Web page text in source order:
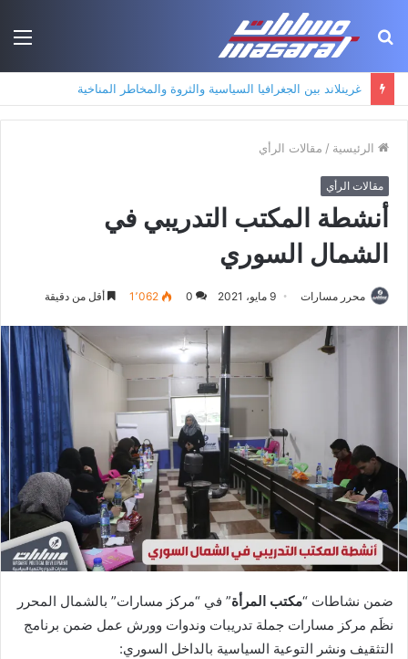
بحث
الرئيسية / مقالات الرأي
مقالات الرأي
أنشطة المكتب التدريبي في
الشمال السوري
محرر مسارات 9 مايو، 2021 0 1٬062 أقل من دقيقة
ضمن نشاطات “مكتب المرأة” في “مركز مسارات” بالشمال المحرر
نظَم مركز مسارات جملة تدريبات وندوات وورش عمل ضمن برنامج
التثقيف ونشر التوعية السياسية بالداخل السوري: